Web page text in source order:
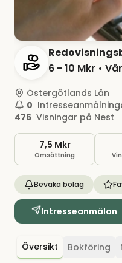
6 - 10 Mkr •
Östergötlands Län
0
476 Visningar på Nest
7,5 Mkr
Omsättning
Bevaka bolag
Intresseanmälan
Översikt Bokföring